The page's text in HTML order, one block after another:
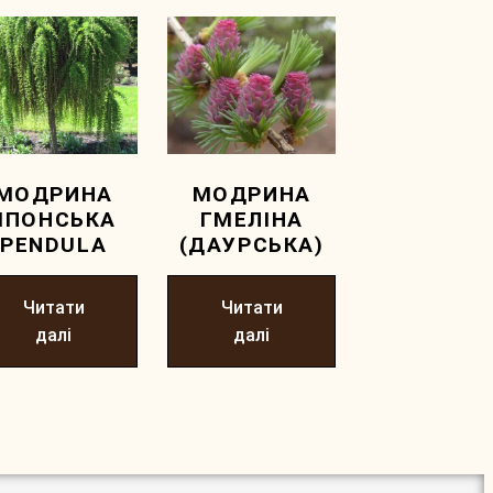
PENDULA
Читати
далі
МОДРИНА
ГМЕЛІНА
(ДАУРСЬКА)
Читати
далі